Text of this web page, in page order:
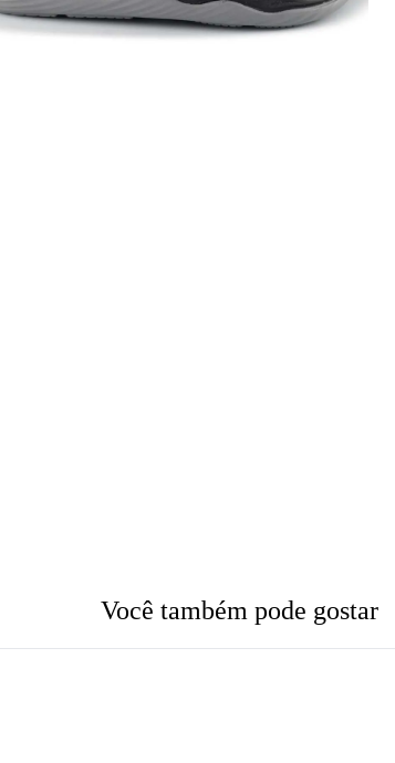
Você também pode gostar